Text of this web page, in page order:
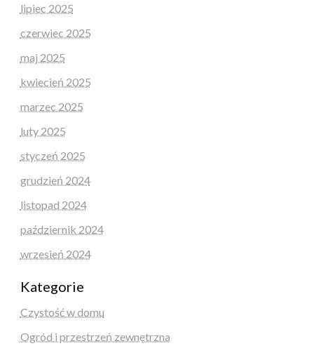
lipiec 2025
czerwiec 2025
maj 2025
kwiecień 2025
marzec 2025
luty 2025
styczeń 2025
grudzień 2024
listopad 2024
październik 2024
wrzesień 2024
Kategorie
Czystość w domu
Ogród i przestrzeń zewnętrzna